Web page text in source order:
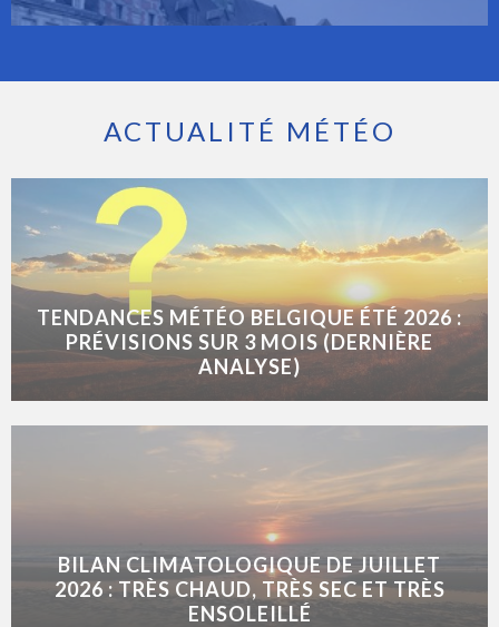
ACTUALITÉ MÉTÉO
TENDANCES MÉTÉO BELGIQUE ÉTÉ 2026 :
PRÉVISIONS SUR 3 MOIS (DERNIÈRE
ANALYSE)
BILAN CLIMATOLOGIQUE DE JUILLET
2026 : TRÈS CHAUD, TRÈS SEC ET TRÈS
ENSOLEILLÉ